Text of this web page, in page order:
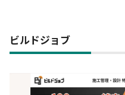
ビルドジョブ